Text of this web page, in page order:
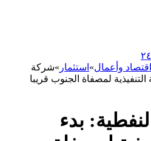
وأعمال »استثمار» شركة
لمصفاة الجنوب قريبا
بدء